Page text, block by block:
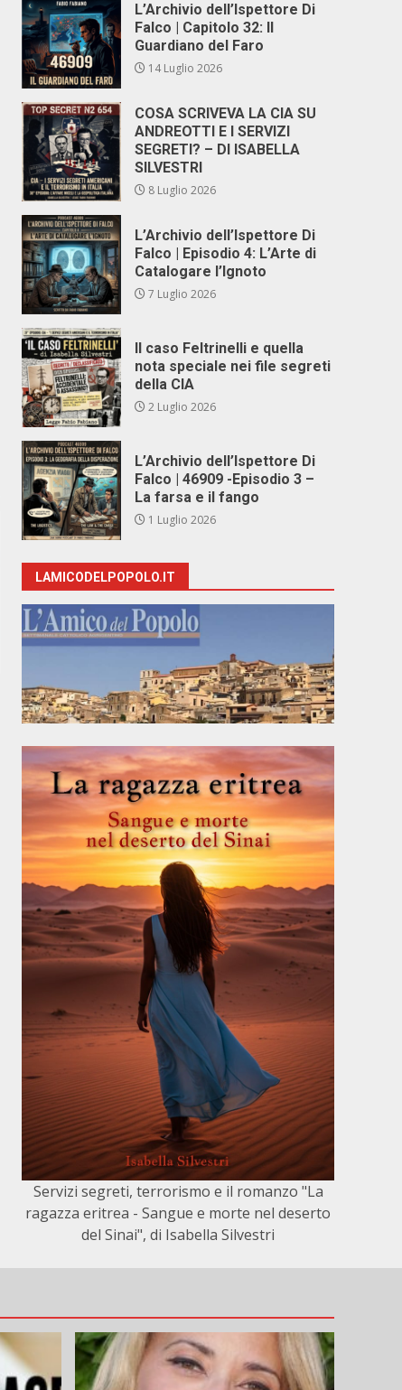
L’Archivio dell’Ispettore Di
Falco | Capitolo 32: Il
Guardiano del Faro
14 Luglio 2026
COSA SCRIVEVA LA CIA SU
ANDREOTTI E I SERVIZI
SEGRETI? – DI ISABELLA
SILVESTRI
8 Luglio 2026
L’Archivio dell’Ispettore Di
Falco | Episodio 4: L’Arte di
Catalogare l’Ignoto
7 Luglio 2026
Il caso Feltrinelli e quella
nota speciale nei file segreti
della CIA
2 Luglio 2026
L’Archivio dell’Ispettore Di
Falco | 46909 -Episodio 3 –
La farsa e il fango
1 Luglio 2026
LAMICODELPOPOLO.IT
Servizi segreti, terrorismo e il romanzo "La
ragazza eritrea - Sangue e morte nel deserto
del Sinai", di Isabella Silvestri